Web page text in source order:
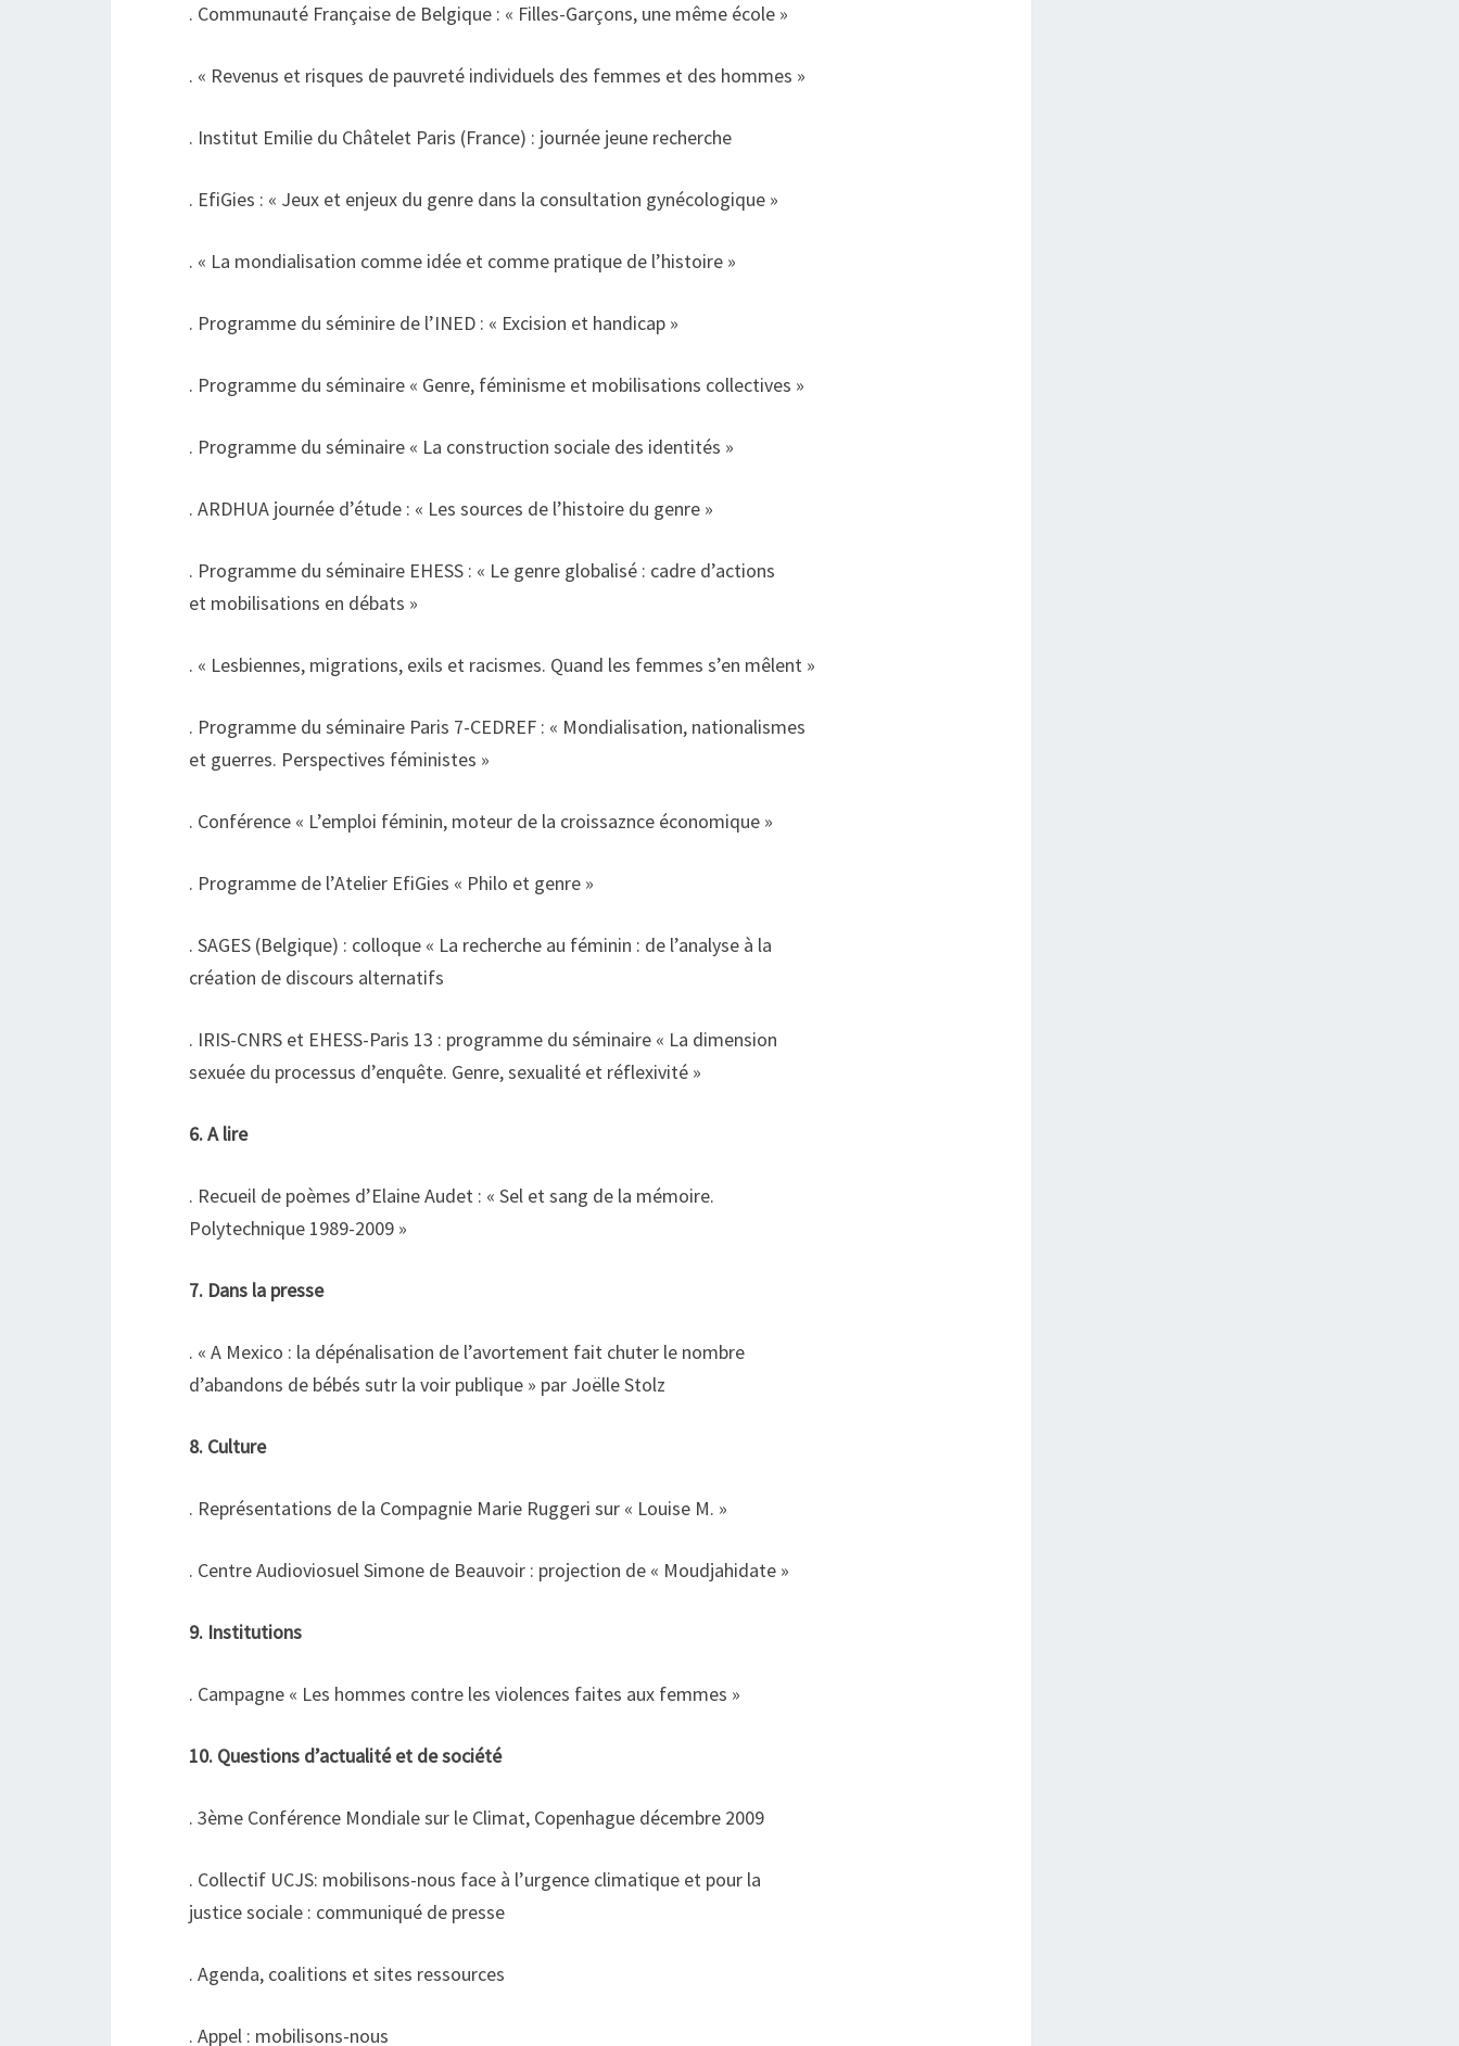
. Communauté Française de Belgique : « Filles-Garçons, une même école »
. « Revenus et risques de pauvreté individuels des femmes et des hommes »
. Institut Emilie du Châtelet Paris (France) : journée jeune recherche
. EfiGies : « Jeux et enjeux du genre dans la consultation gynécologique »
. « La mondialisation comme idée et comme pratique de l’histoire »
. Programme du séminire de l’INED : « Excision et handicap »
. Programme du séminaire « Genre, féminisme et mobilisations collectives »
. Programme du séminaire « La construction sociale des identités »
. ARDHUA journée d’étude : « Les sources de l’histoire du genre »
. Programme du séminaire EHESS : « Le genre globalisé : cadre d’actions
et mobilisations en débats »
. « Lesbiennes, migrations, exils et racismes. Quand les femmes s’en mêlent »
. Programme du séminaire Paris 7-CEDREF : « Mondialisation, nationalismes
et guerres. Perspectives féministes »
. Conférence « L’emploi féminin, moteur de la croissaznce économique »
. Programme de l’Atelier EfiGies « Philo et genre »
. SAGES (Belgique) : colloque « La recherche au féminin : de l’analyse à la
création de discours alternatifs
. IRIS-CNRS et EHESS-Paris 13 : programme du séminaire « La dimension
sexuée du processus d’enquête. Genre, sexualité et réflexivité »
6. A lire
. Recueil de poèmes d’Elaine Audet : « Sel et sang de la mémoire.
Polytechnique 1989-2009 »
7. Dans la presse
. « A Mexico : la dépénalisation de l’avortement fait chuter le nombre
d’abandons de bébés sutr la voir publique » par Joëlle Stolz
8. Culture
. Représentations de la Compagnie Marie Ruggeri sur « Louise M. »
. Centre Audioviosuel Simone de Beauvoir : projection de « Moudjahidate »
9. Institutions
. Campagne « Les hommes contre les violences faites aux femmes »
10. Questions d’actualité et de société
. 3ème Conférence Mondiale sur le Climat, Copenhague décembre 2009
. Collectif UCJS: mobilisons-nous face à l’urgence climatique et pour la
justice sociale : communiqué de presse
. Agenda, coalitions et sites ressources
. Appel : mobilisons-nous